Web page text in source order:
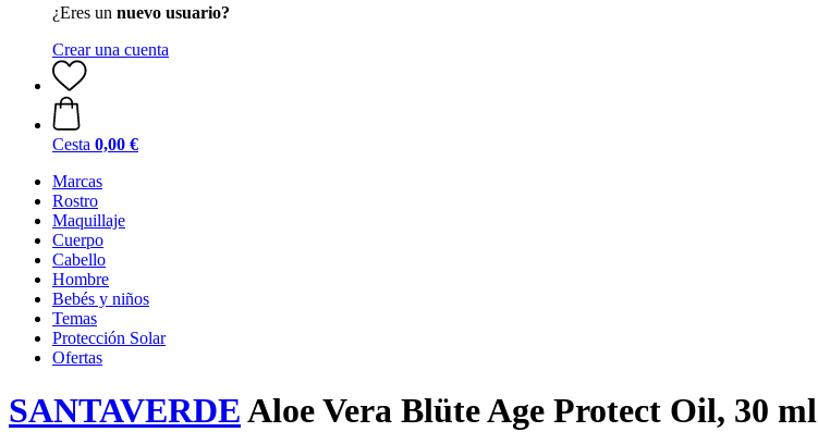
¿Eres un nuevo usuario?
Crear una cuenta
Cesta 0,00 €
Marcas
Rostro
Maquillaje
Cuerpo
Cabello
Hombre
Bebés y niños
Temas
Protección Solar
Ofertas
SANTAVERDEAloe Vera Blüte Age Protect Oil, 30 ml